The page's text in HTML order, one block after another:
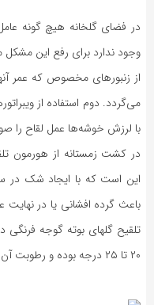
در فضای گلخانه هیچ گونه
وجود ندارد برای رفع این
از زنبورهای مخصوص که عمر
می‌گردد. دوم استفاده از
با لرزش خوشه‌ها عمل لقاح را
در کشت زمستانه از هورمون
این است که با ایجاد شک در
باعث گرده افشانی یا در
تلقیح گلهای بوته گوجه فرنگی
۲۰ تا ۲۵ درجه بوده و رطوبت آن نیز کم باشد.